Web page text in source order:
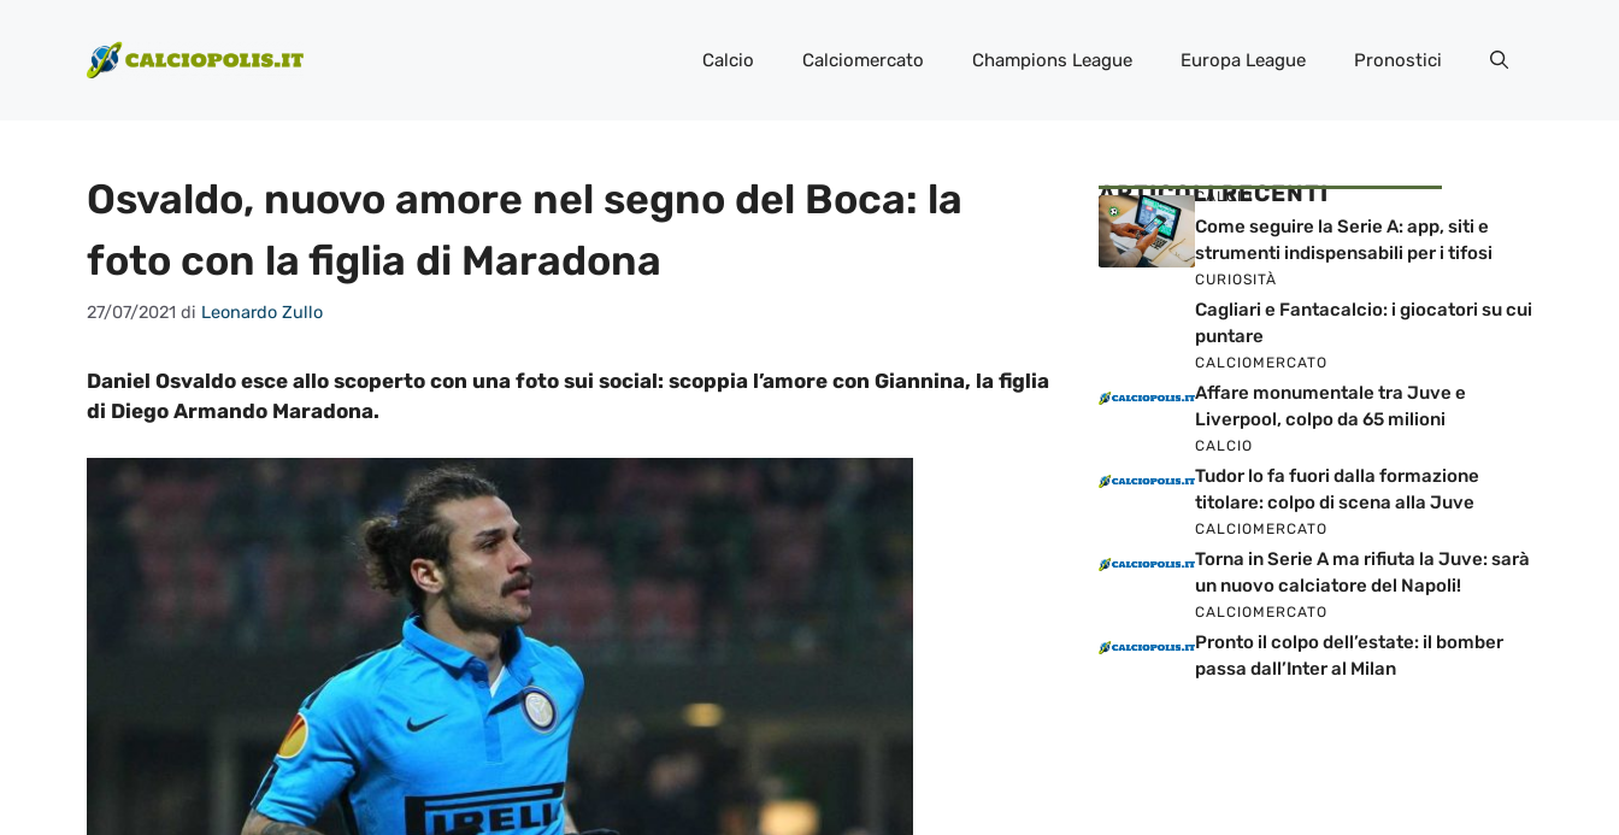
contenuto
Calcio Calciomercato Champions League Europa League Pronostici
Osvaldo, nuovo amore nel segno del Boca: la
foto con la figlia di Maradona
27/07/2021 di Leonardo Zullo
Daniel Osvaldo esce allo scoperto con una foto sui social: scoppia l’amore con Giannina, la figlia
di Diego Armando Maradona.
ARTICOLI RECENTI
CALCIO
Come seguire la Serie A: app, siti e
strumenti indispensabili per i tifosi
CURIOSITÀ
Cagliari e Fantacalcio: i giocatori su cui
puntare
CALCIOMERCATO
Affare monumentale tra Juve e
Liverpool, colpo da 65 milioni
CALCIO
Tudor lo fa fuori dalla formazione
titolare: colpo di scena alla Juve
CALCIOMERCATO
Torna in Serie A ma rifiuta la Juve: sarà
un nuovo calciatore del Napoli!
CALCIOMERCATO
Pronto il colpo dell’estate: il bomber
passa dall’Inter al Milan